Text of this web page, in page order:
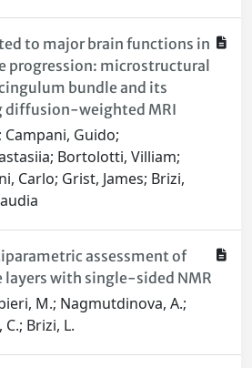
to major brain functions in
progression: microstructural
bundle and its
diffusion-weighted MRI
Guido;
Bortolotti, Villiam;
Carlo; Grist, James; Brizi,
assessment of
with single-sided NMR
M.; Nagmutdinova, A.;
Brizi, L.